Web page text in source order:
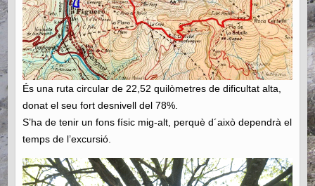
És una ruta circular de 22,52 quilòmetres de dificultat alta,
donat el seu fort desnivell del 78%.
S’ha de tenir un fons físic mig-alt, perquè d´això dependrà el
temps de l’excursió.